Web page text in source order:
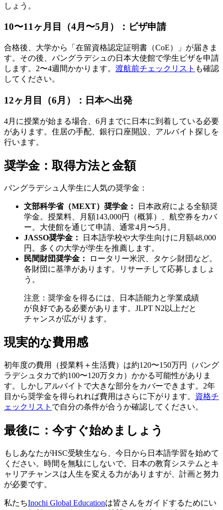
しょう。
10〜11ヶ月目（4月〜5月）：ビザ申請
合格後、大学から「在留資格認定証明書（CoE）」が届きま
す。その後、バングラデシュの日本大使館で学生ビザを申請
します。2〜4週間かかります。 渡航前チェックリスト も確認
してください。
12ヶ月目（6月）：日本へ出発
4月に授業が始まる場合、6月までに日本に到着している必要
があります。住居の手配、銀行口座開設、アルバイト探しを
行います。
奨学金：取得方法と金額
バングラデシュ人学生に人気の奨学金：
文部科学省（MEXT）奨学金：
日本政府による全額奨
学金。授業料、月額143,000円（概算）、航空券をカバ
ー。大使館を通じて申請、通常4月〜5月。
JASSO奨学金：
日本語学校や大学生向けに月額48,000
円。多くの大学が学生を推薦します。
民間財団奨学金：
ロータリー米沢、タケシ財団など。
各財団に基準があります。リサーチして応募しましょ
う。
注意：奨学金を得るには、日本語能力と学業成績
が良好である必要があります。JLPT N2以上だと
チャンスが広がります。
現実的な費用感
初年度の費用（授業料＋生活費）は約120〜150万円（バング
ラデシュタカで約100〜120万タカ）かかる可能性がありま
す。しかしアルバイトで大きな部分をカバーできます。2年
目から奨学金を得られれば費用はさらに下がります。 資格チ
ェックリスト で自分の条件が合うか確認してください。
最後に：今すぐ始めましょう
もしあなたがHSC受験生なら、今日から日本語学習を始めて
ください。時間を無駄にしないで。日本の教育システムとキ
ャリアチャンスは人生を変える力がありますが、計画と努力
が必要です。
私たちInochi Global Educationは皆さんをガイドするためにい